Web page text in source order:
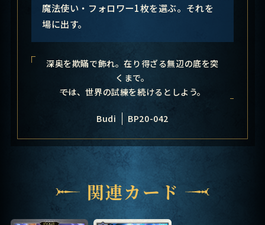
魔法使い・フォロワー1枚を選ぶ。それを
場に出す。
深奥を欺瞞で飾れ。在り得ざる無辺の底を突
くまで。
――では、世界の試練を続けるとしよう。
Budi BP20-042
関連カード